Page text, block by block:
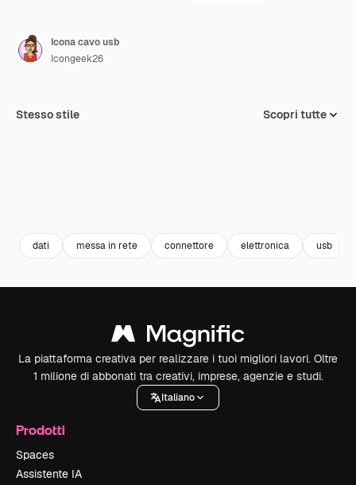
Icona cavo usb
Icongeek26
Stesso stile Scopri tutte
dati messa in rete connettore elettronica usb
La piattaforma creativa per realizzare i tuoi migliori lavori. Oltre
1 milione di abbonati tra creativi, imprese, agenzie e studi.
Italiano
Prodotti
Spaces
Assistente IA